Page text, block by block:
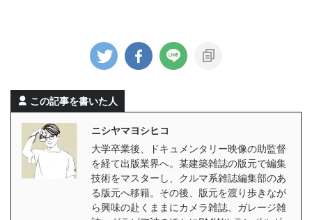
この記事を書いた人
ニシヤマヨシヒコ
大学卒業後、ドキュメンタリー映像の助監督
を経て出版業界へ。某建築雑誌の版元で編集
技術をマスターし、クルマ系雑誌編集部のあ
る版元へ移籍。その後、版元を渡り歩きなが
ら興味の赴くままにカメラ雑誌、ガレージ雑